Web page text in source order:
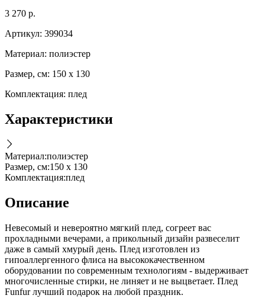
3 270 р.
Артикул: 399034
Материал: полиэстер
Размер, см: 150 х 130
Комплектация: плед
Характеристики
Материал:полиэстер
Размер, см:150 х 130
Комплектация:плед
Описание
Невесомый и невероятно мягкий плед, согреет вас
прохладными вечерами, а прикольный дизайн развеселит
даже в самый хмурый день. Плед изготовлен из
гипоаллергенного флиса на высококачественном
оборудовании по современным технологиям - выдерживает
многочисленные стирки, не линяет и не выцветает. Плед
Funfur лучший подарок на любой праздник.